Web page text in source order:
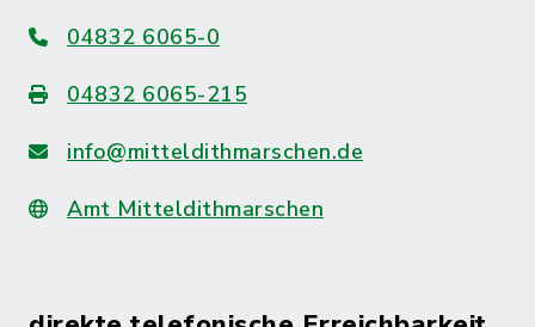
04832 6065-0
04832 6065-215
info@mitteldithmarschen.de
Amt Mitteldithmarschen